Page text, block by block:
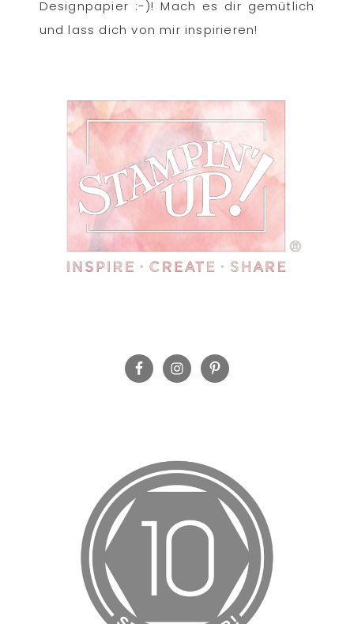
Designpapier :-)! Mach es dir gemütlich
und lass dich von mir inspirieren!